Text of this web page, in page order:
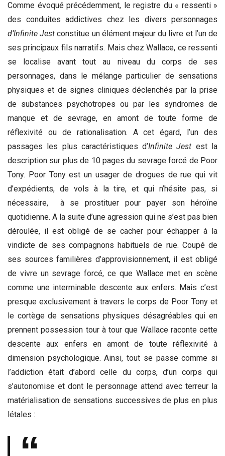
Comme évoqué précédemment, le registre du « ressenti »
des conduites addictives chez les divers personnages
d’Infinite Jestconstitue un élément majeur du livre et l’un de
ses principaux fils narratifs. Mais chez Wallace, ce ressenti
se localise avant tout au niveau du corps de ses
personnages, dans le mélange particulier de sensations
physiques et de signes cliniques déclenchés par la prise
de substances psychotropes ou par les syndromes de
manque et de sevrage, en amont de toute forme de
réflexivité ou de rationalisation. A cet égard, l’un des
passages les plus caractéristiques d’Infinite Jest est la
description sur plus de 10 pages du sevrage forcé de Poor
Tony. Poor Tony est un usager de drogues de rue qui vit
d’expédients, de vols à la tire, et qui n’hésite pas, si
nécessaire, à se prostituer pour payer son héroïne
quotidienne. A la suite d’une agression qui ne s’est pas bien
déroulée, il est obligé de se cacher pour échapper à la
vindicte de ses compagnons habituels de rue. Coupé de
ses sources familières d’approvisionnement, il est obligé
de vivre un sevrage forcé, ce que Wallace met en scène
comme une interminable descente aux enfers. Mais c’est
presque exclusivement à travers le corps de Poor Tony et
le cortège de sensations physiques désagréables qui en
prennent possession tour à tour que Wallace raconte cette
descente aux enfers en amont de toute réflexivité à
dimension psychologique. Ainsi, tout se passe comme si
l’addiction était d’abord celle du corps, d’un corps qui
s’autonomise et dont le personnage attend avec terreur la
matérialisation de sensations successives de plus en plus
létales :